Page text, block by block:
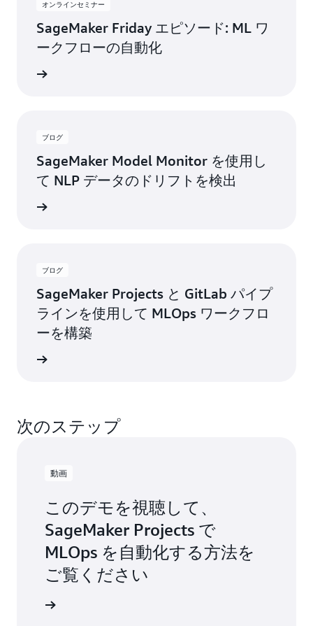
オンラインセミナー
SageMaker Friday エピソード: ML ワ
ークフローの自動化
ブログ
SageMaker Model Monitor を使用し
て NLP データのドリフトを検出
ブログ
SageMaker Projects と GitLab パイプ
ラインを使用して MLOps ワークフロ
ーを構築
次のステップ
動画
このデモを視聴して、
SageMaker Projects で
MLOps を自動化する方法を
ご覧ください